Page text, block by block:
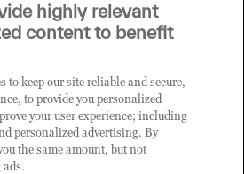
|tdsynnex.com
highly relevant
content to benefit
to keep our site reliable and secure,
to provide you personalized
your user experience; including
personalized advertising. By
the same amount, but not